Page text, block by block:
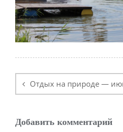
по
записям
Отдых на природе —
Добавить комментарий